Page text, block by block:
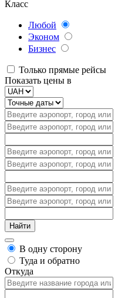
Класс
Любой
Эконом
Бизнес
Только прямые рейсы
Показать цены в
В одну сторону
Туда и обратно
Откуда